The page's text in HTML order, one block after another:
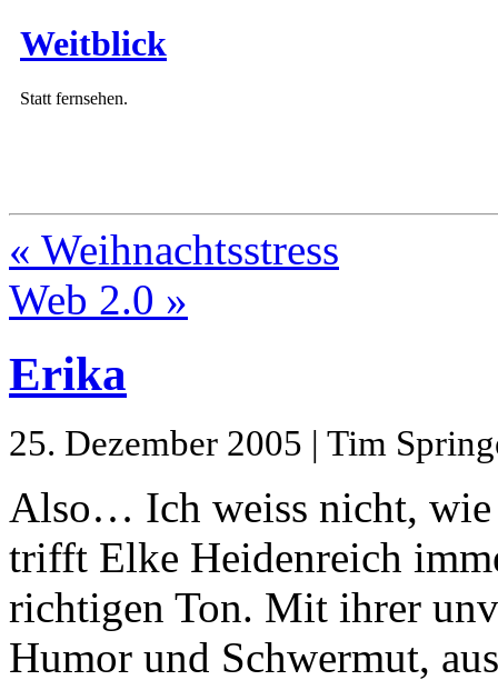
Weitblick
Statt fernsehen.
« Weihnachtsstress
Web 2.0 »
Erika
25. Dezember 2005 | Tim
Also… Ich weiss nicht, wie
trifft Elke Heidenreich
richtigen Ton. Mit ihrer
Humor und Schwermut,